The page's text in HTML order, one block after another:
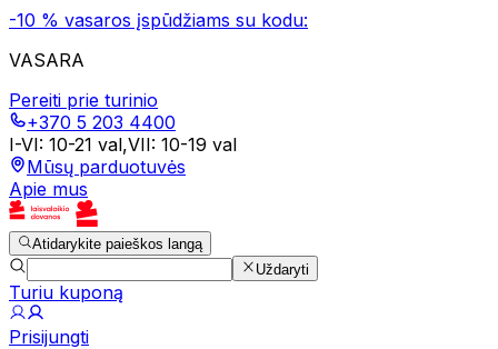
-10 % vasaros įspūdžiams su kodu:
VASARA
Pereiti prie turinio
+370 5 203 4400
I-VI: 10-21 val,VII: 10-19 val
Mūsų parduotuvės
Apie mus
Atidarykite paieškos langą
Uždaryti
Turiu kuponą
Prisijungti